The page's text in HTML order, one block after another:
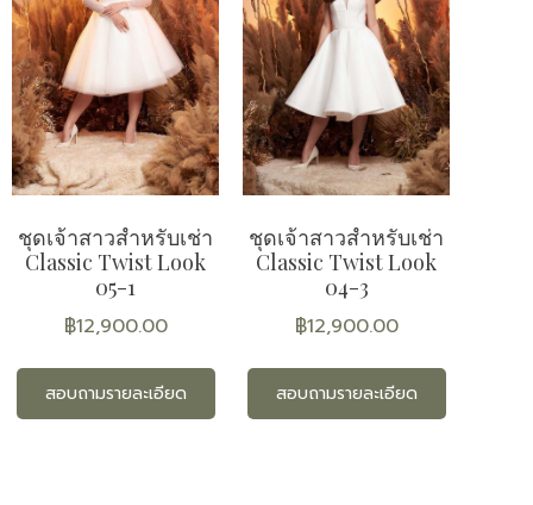
ชุดเจ้าสาวสำหรับเช่า
Classic Twist Look
05-1
฿12,900.00
สอบถามรายละเอียด
ชุดเจ้าสาวสำหรับเช่า
Classic Twist Look
04-3
฿12,900.00
สอบถามรายละเอียด